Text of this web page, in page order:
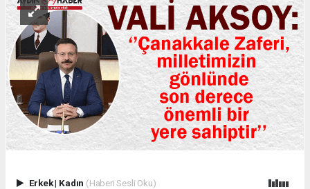
Erkek| Kadın (Haberi Sesli Oku)